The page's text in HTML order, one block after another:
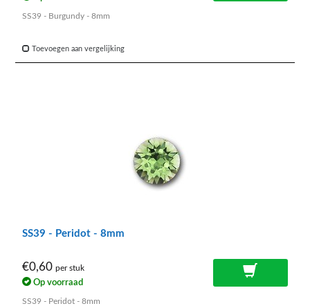
SS39 - Burgundy - 8mm
Toevoegen aan vergelijking
SS39 - Peridot - 8mm
€0,60 per stuk
Op voorraad
SS39 - Peridot - 8mm